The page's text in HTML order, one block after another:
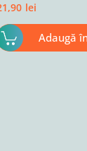
lei
Adaugă